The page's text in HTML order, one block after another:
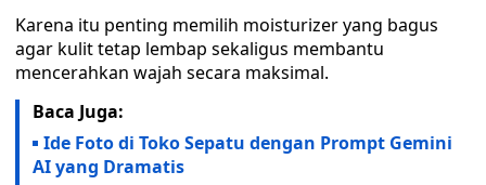
Karena itu penting memilih moisturizer yang bagus
agar kulit tetap lembap sekaligus membantu
mencerahkan wajah secara maksimal.
Baca Juga:
Ide Foto di Toko Sepatu dengan Prompt Gemini
AI yang Dramatis